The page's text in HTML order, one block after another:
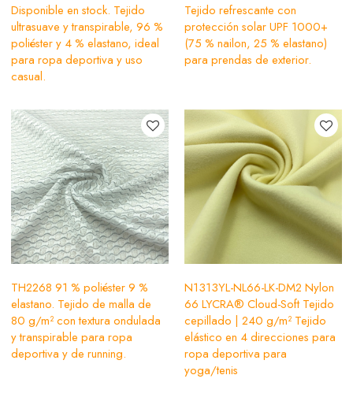
Disponible en stock. Tejido
ultrasuave y transpirable, 96 %
poliéster y 4 % elastano, ideal
para ropa deportiva y uso
casual.
Tejido refrescante con
protección solar UPF 1000+
(75 % nailon, 25 % elastano)
para prendas de exterior.
TH2268 91 % poliéster 9 %
elastano. Tejido de malla de
80 g/m² con textura ondulada
y transpirable para ropa
deportiva y de running.
N1313YL-NL66-LK-DM2 Nylon
66 LYCRA® Cloud-Soft Tejido
cepillado | 240 g/m² Tejido
elástico en 4 direcciones para
ropa deportiva para
yoga/tenis